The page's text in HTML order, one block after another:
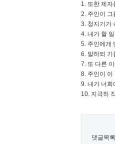
1. 또한 제
2. 주인이 그
3. 청지기가
4. 내가 할
5. 주인에게
6. 말하되 기
7. 또 다른
8. 주인이 이
9. 내가 너희
10. 지극히
댓글목록